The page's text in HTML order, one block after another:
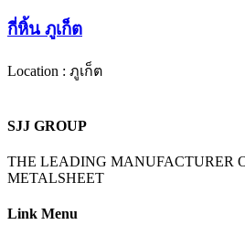
กี่หิ้น ภูเก็ต
Location : ภูเก็ต
SJJ GROUP
THE LEADING MANUFACTURER
METALSHEET
Link Menu